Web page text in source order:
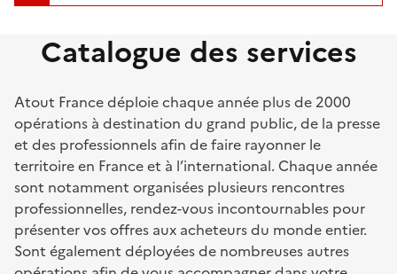
Catalogue des services
Atout France déploie chaque année plus de 2000
opérations à destination du grand public, de la presse
et des professionnels afin de faire rayonner le
territoire en France et à l’international. Chaque année
sont notamment organisées plusieurs rencontres
professionnelles, rendez-vous incontournables pour
présenter vos offres aux acheteurs du monde entier.
Sont également déployées de nombreuses autres